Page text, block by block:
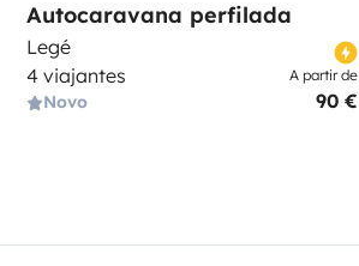
Autocaravana perfilada
Legé
4 viajantes
Novo
A partir de
90 €